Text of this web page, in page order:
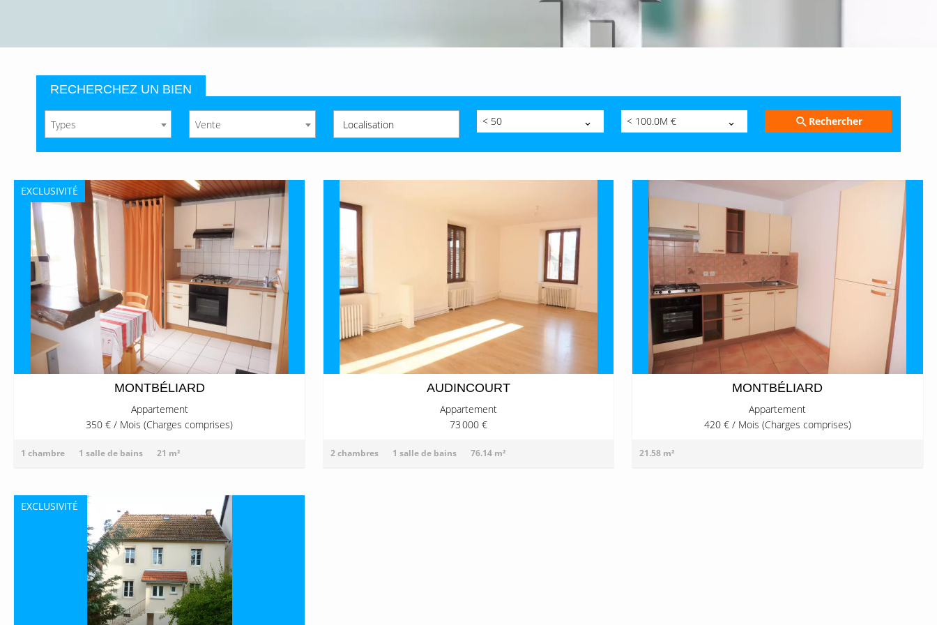
RECHERCHEZ UN BIEN
Types Vente Localisation < 50 < 100.0M € Rechercher
MONTBÉLIARD
Appartement
350 € / Mois (Charges comprises)
1 chambre 1 salle de bains 21 m²
EXCLUSIVITÉ
AUDINCOURT
Appartement
73 000 €
2 chambres 1 salle de bains 76.14 m²
MONTBÉLIARD
Appartement
420 € / Mois (Charges comprises)
21.58 m²
EXCLUSIVITÉ